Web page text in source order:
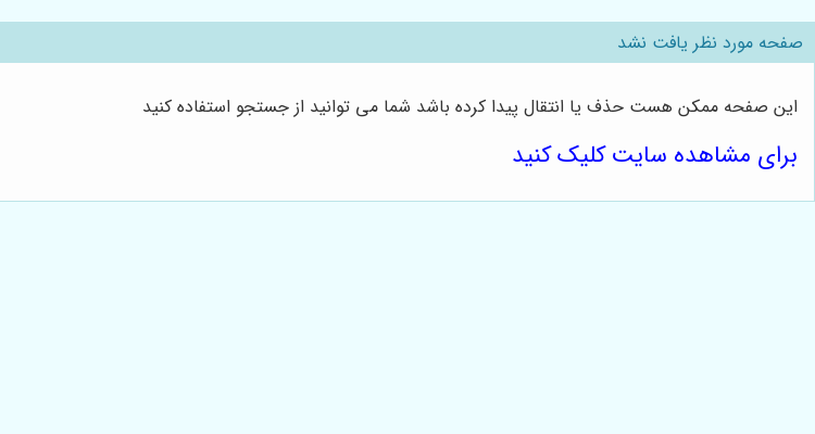
صفحه مورد نظر یافت نشد
این صفحه ممکن هست حذف یا انتقال پیدا کرده باشد شما می توانید از جستجو استفاده کنید
برای مشاهده سایت کلیک کنید